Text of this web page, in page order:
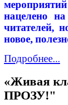
нацелено
читателей,
новое,
Подробнее...
«Живая
ПРОЗУ!"